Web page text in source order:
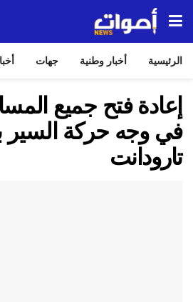
الرئيسية أخبار وطنية جهات
إعادة فتح جميع
في وجه حركة السير
تارودانت